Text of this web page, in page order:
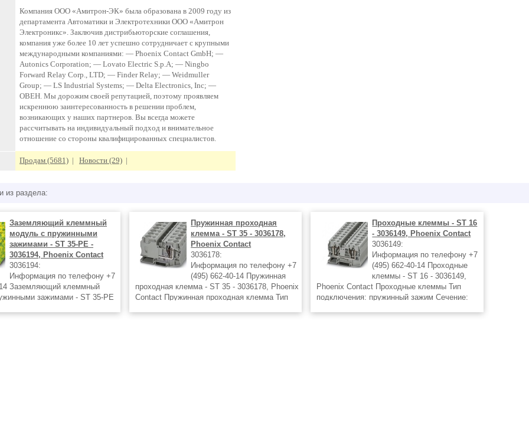
Компания ООО «Амитрон-ЭК» была образована в 2009 году из
департамента Автоматики и Электротехники ООО «Амитрон
Электроникс». Заключив дистрибьюторские соглашения,
компания уже более 10 лет успешно сотрудничает с крупными
международными компаниями: — Phoenix Contact GmbH; —
Autonics Corporation; — Lovato Electric S.p.A; — Ningbo
Forward Relay Corp., LTD; — Finder Relay; — Weidmuller
Group; — LS Industrial Systems; — Delta Electronics, Inc; —
ОВЕН. Мы дорожим своей репутацией, поэтому проявляем
искреннюю заинтересованность в решении проблем,
возникающих у наших партнеров. Вы всегда можете
рассчитывать на индивидуальный подход и внимательное
отношение со стороны квалифицированных специалистов.
Продам (5681) | Новости (29) |
из раздела:
Заземляющий клеммный
модуль с пружинными
зажимами - ST 35-PE -
3036194, Phoenix Contact
3036194:
Информация по телефону +7
Заземляющий клеммный
зажимами - ST 35-PE
Пружинная проходная
клемма - ST 35 - 3036178,
Phoenix Contact
3036178:
Информация по телефону +7
(495) 662-40-14 Пружинная
проходная клемма - ST 35 - 3036178, Phoenix
Contact Пружинная проходная клемма Тип
Проходные клеммы - ST 16
- 3036149, Phoenix Contact
3036149:
Информация по телефону +7
(495) 662-40-14 Проходные
клеммы - ST 16 - 3036149,
Phoenix Contact Проходные клеммы Тип
подключения: пружинный зажим Сечение: